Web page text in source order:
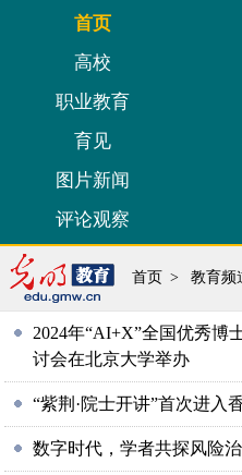
首页
高校
职业教育
育见
图片新闻
评论观察
首页 > 教育频
2024年“AI+X”全国优秀博
讨会在北京大学举办
“紫荆·院士开讲”首次进入
数字时代，学者共探风险